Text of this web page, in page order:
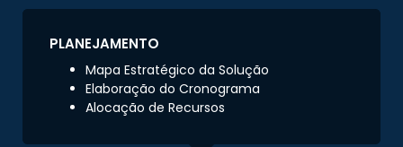
PLANEJAMENTO
Mapa Estratégico da Solução
Elaboração do Cronograma
Alocação de Recursos